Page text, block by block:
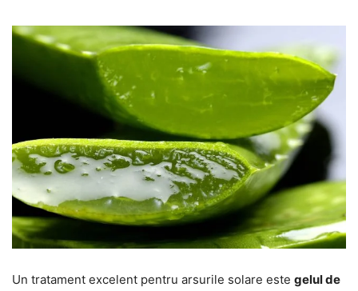
Un tratament excelent pentru arsurile solare este gelul de